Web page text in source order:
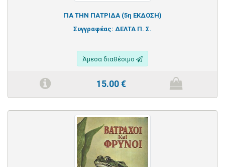
ΓΙΑ ΤΗΝ ΠΑΤΡΙΔΑ (5η ΕΚΔΟΣΗ)
Συγγραφέας: ΔΕΛΤΑ Π. Σ.
Άμεσα διαθέσιμο
15.00€